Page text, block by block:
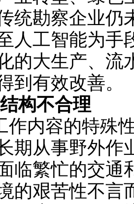
统勘察企业仍
人工智能为手
的大生产、流
到有效改善。
构不合理
内容的特殊
期从事野外作
临繁忙的交通
的艰苦性不言